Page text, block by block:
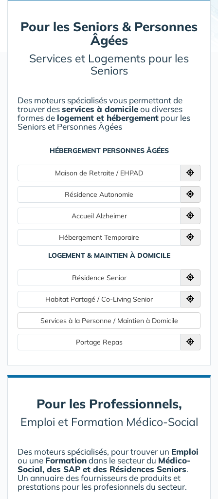
Pour les Seniors & Personnes
Âgées
Services et Logements pour les
Seniors
Des moteurs spécialisés vous permettant de
trouver desservices à domicileou diverses
formes de logement et hébergement pour les
Seniors et Personnes Âgées
HÉBERGEMENT PERSONNES ÂGÉES
Maison de Retraite / EHPAD
Résidence Autonomie
Accueil Alzheimer
Hébergement Temporaire
LOGEMENT & MAINTIEN À DOMICILE
Résidence Senior
Habitat Partagé / Co-Living Senior
Services à la Personne / Maintien à Domicile
Portage Repas
Pour les Professionnels,
Emploi et Formation Médico-Social
Des moteurs spécialisés, pour trouver un Emploi
ou une Formationdans le secteur du Médico-
Social, des SAP et des Résidences Seniors.
Un annuaire des fournisseurs de produits et
prestations pour les profesionnels du secteur.